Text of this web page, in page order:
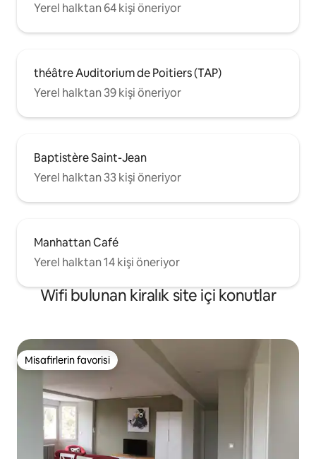
Yerel halktan 64 kişi öneriyor
théâtre Auditorium de Poitiers (TAP)
Yerel halktan 39 kişi öneriyor
Baptistère Saint-Jean
Yerel halktan 33 kişi öneriyor
Manhattan Café
Yerel halktan 14 kişi öneriyor
Wifi bulunan kiralık site içi konutlar
Misafirlerin favorisi
Misafirlerin favorisi